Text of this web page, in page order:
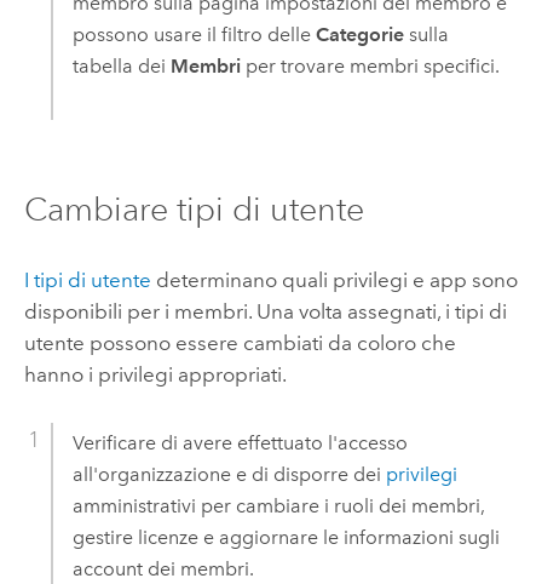
possono usare il filtro delle Categoriesulla
tabella dei Membriper trovare membri specifici.
Cambiare tipi di utente
I tipi di utente determinano quali privilegi e app sono
disponibili per i membri. Una volta assegnati, i tipi di
utente possono essere cambiati da coloro che
hanno i privilegi appropriati.
Verificare di avere effettuato l'accesso
all'organizzazione e di disporre dei privilegi
amministrativi per cambiare i ruoli dei membri,
gestire licenze e aggiornare le informazioni sugli
account dei membri.